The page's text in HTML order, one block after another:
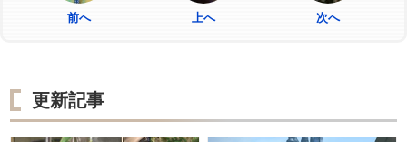
前へ 上へ 次へ
更新記事